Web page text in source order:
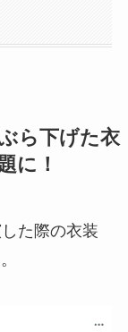
ら下げた衣
に！
た際の衣装